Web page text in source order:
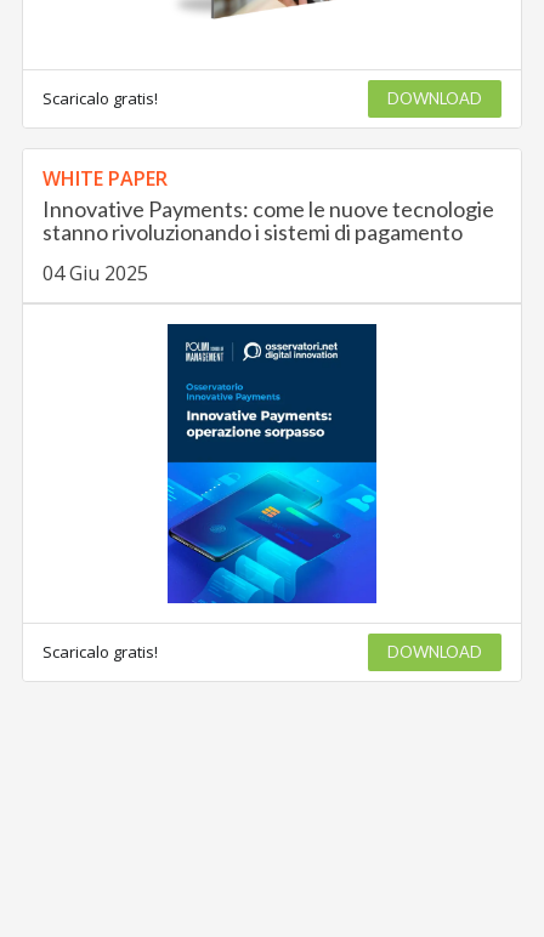
Scaricalo gratis! DOWNLOAD
WHITE PAPER
Innovative Payments: come le nuove tecnologie
stanno rivoluzionando i sistemi di pagamento
04 Giu 2025
Scaricalo gratis! DOWNLOAD